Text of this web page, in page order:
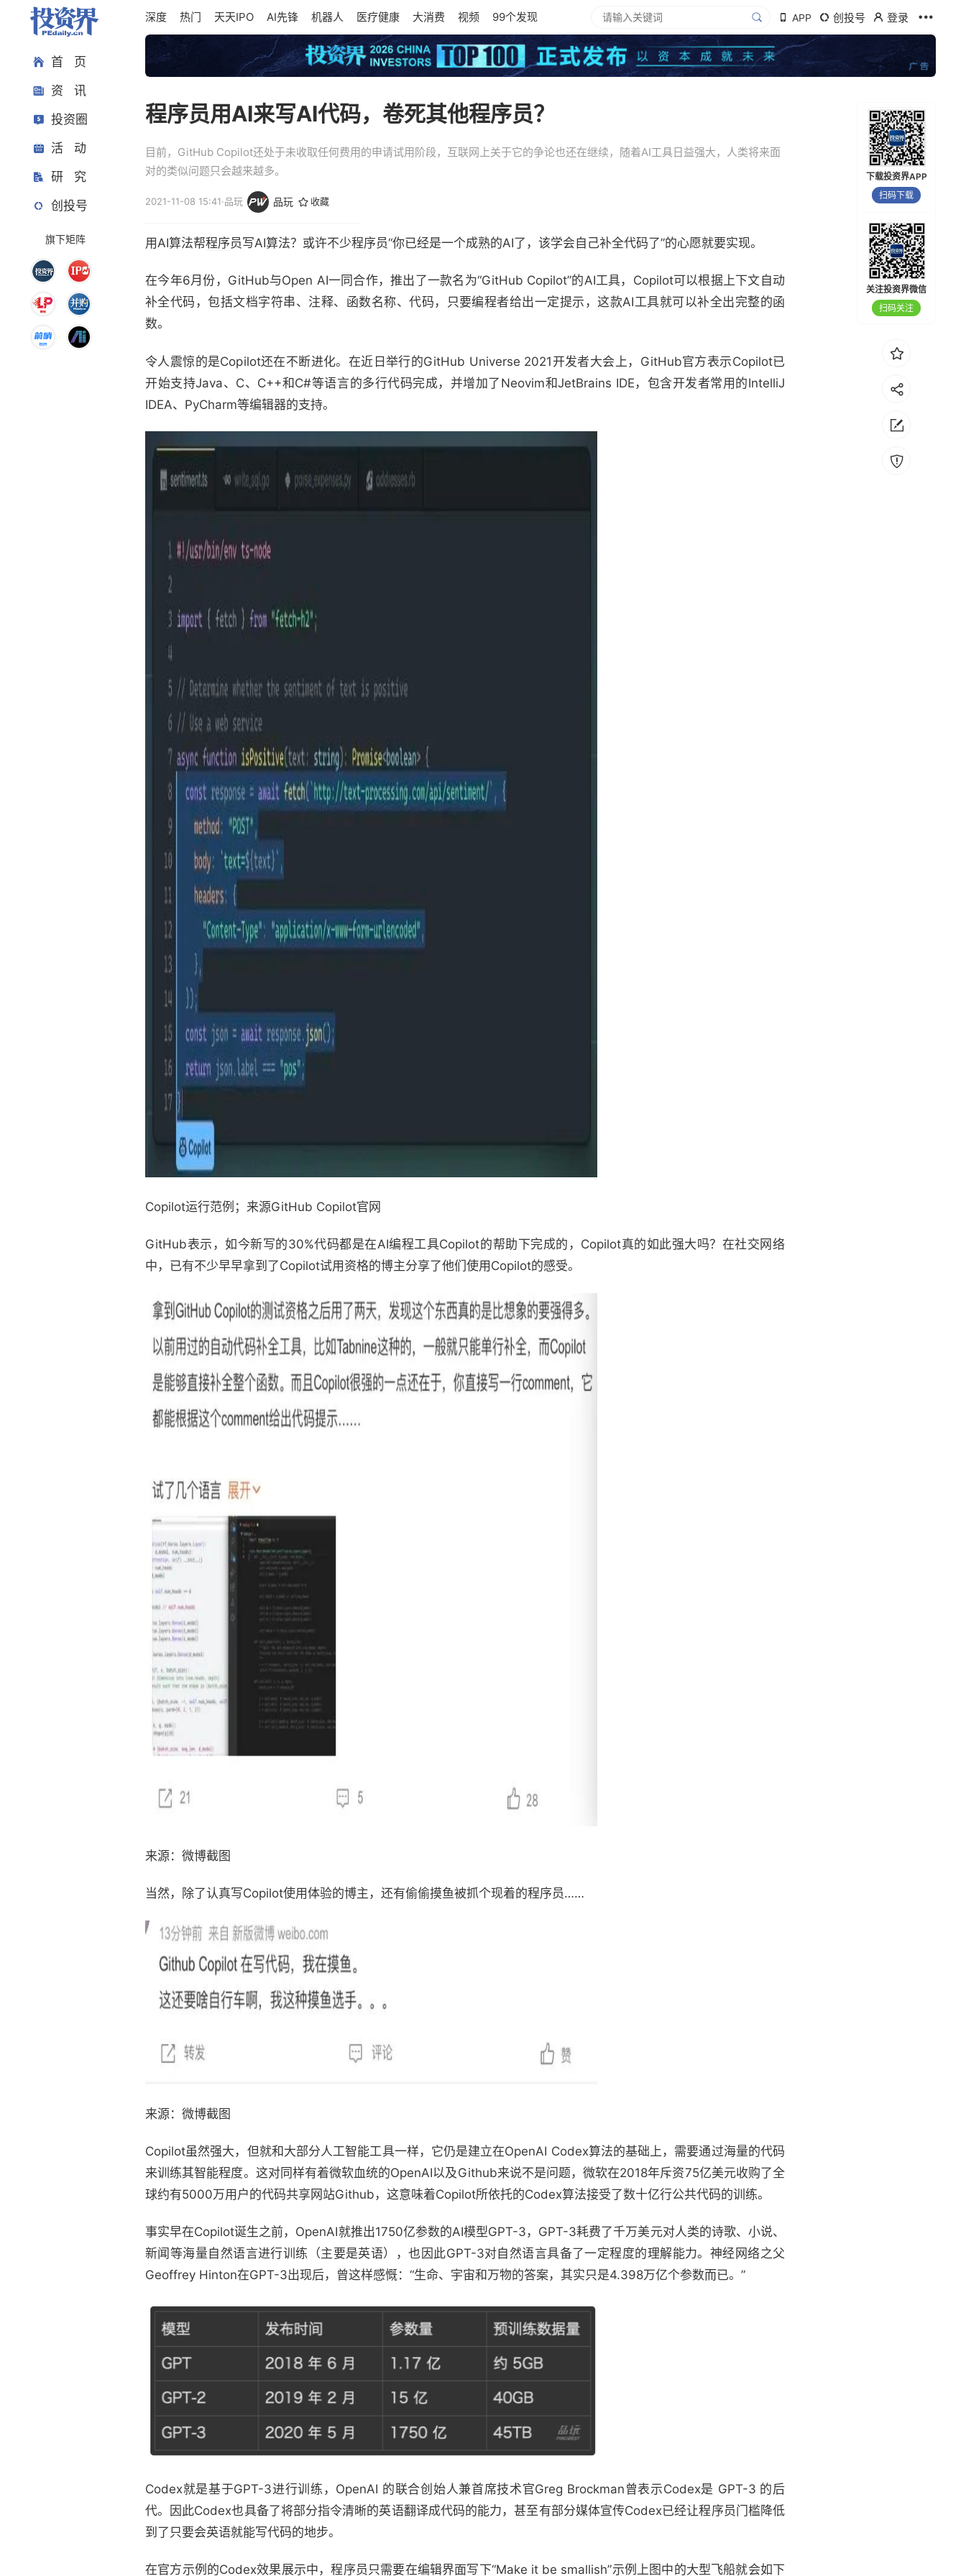
首 页
资 讯
投资圈
活 动
研 究
创投号
旗下矩阵
深度 热门 天天IPO AI先锋 机器人 医疗健康 大消费 视频 99个发现 APP 创投号 登录
程序员用AI来写AI代码，卷死其他程序员？
目前，GitHub Copilot还处于未收取任何费用的申请试用阶段，互联网上关于它的争论也还在继续，随着AI工具日益强大，人类将来面
对的类似问题只会越来越多。
2021-11-08 15:41·品玩 品玩 收藏
用AI算法帮程序员写AI算法？或许不少程序员“你已经是一个成熟的AI了，该学会自己补全代码了”的心愿就要实现。
在今年6月份，GitHub与Open AI一同合作，推出了一款名为“GitHub Copilot”的AI工具，Copilot可以根据上下文自动
补全代码，包括文档字符串、注释、函数名称、代码，只要编程者给出一定提示，这款AI工具就可以补全出完整的函
数。
令人震惊的是Copilot还在不断进化。在近日举行的GitHub Universe 2021开发者大会上，GitHub官方表示Copilot已
开始支持Java、C、C++和C#等语言的多行代码完成，并增加了Neovim和JetBrains IDE，包含开发者常用的IntelliJ
IDEA、PyCharm等编辑器的支持。
Copilot运行范例；来源GitHub Copilot官网
GitHub表示，如今新写的30%代码都是在AI编程工具Copilot的帮助下完成的，Copilot真的如此强大吗？在社交网络
中，已有不少早早拿到了Copilot试用资格的博主分享了他们使用Copilot的感受。
来源：微博截图
当然，除了认真写Copilot使用体验的博主，还有偷偷摸鱼被抓个现着的程序员……
来源：微博截图
Copilot虽然强大，但就和大部分人工智能工具一样，它仍是建立在OpenAI Codex算法的基础上，需要通过海量的代码
来训练其智能程度。这对同样有着微软血统的OpenAI以及Github来说不是问题，微软在2018年斥资75亿美元收购了全
球约有5000万用户的代码共享网站Github，这意味着Copilot所依托的Codex算法接受了数十亿行公共代码的训练。
事实早在Copilot诞生之前，OpenAI就推出1750亿参数的AI模型GPT-3，GPT-3耗费了千万美元对人类的诗歌、小说、
新闻等海量自然语言进行训练（主要是英语），也因此GPT-3对自然语言具备了一定程度的理解能力。神经网络之父
Geoffrey Hinton在GPT-3出现后，曾这样感慨：“生命、宇宙和万物的答案，其实只是4.398万亿个参数而已。”
Codex就是基于GPT-3进行训练，OpenAI 的联合创始人兼首席技术官Greg Brockman曾表示Codex是 GPT-3 的后
代。因此Codex也具备了将部分指令清晰的英语翻译成代码的能力，甚至有部分媒体宣传Codex已经让程序员门槛降低
到了只要会英语就能写代码的地步。
在官方示例的Codex效果展示中，程序员只需要在编辑界面写下“Make it be smallish”示例上图中的大型飞船就会如下
下载投资界APP
扫码下载
关注投资界微信
扫码关注